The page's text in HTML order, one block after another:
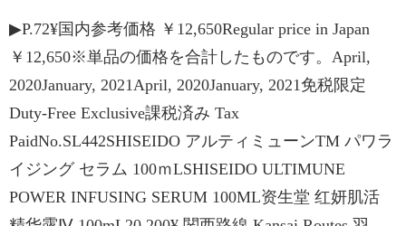
▶P.72¥国内参考価格 ￥12,650Regular price in Japan
￥12,650※単品の価格を合計したものです。April,
2020January, 2021April, 2020January, 2021免税限定
Duty-Free Exclusive課税済み Tax
PaidNo.SL442SHISEIDO アルティミューンTM パワラ
イジング セラム 100ｍLSHISEIDO ULTIMUNE
POWER INFUSING SERUM 100ML资生堂 红妍肌活